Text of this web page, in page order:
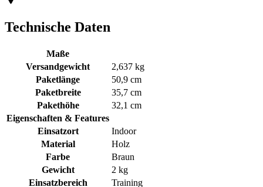
Technische Daten
Maße
Versandgewicht
2,637 kg
Paketlänge
50,9 cm
Paketbreite
35,7 cm
Pakethöhe
32,1 cm
Eigenschaften & Features
Einsatzort
Indoor
Material
Holz
Farbe
Braun
Gewicht
2 kg
Einsatzbereich
Training